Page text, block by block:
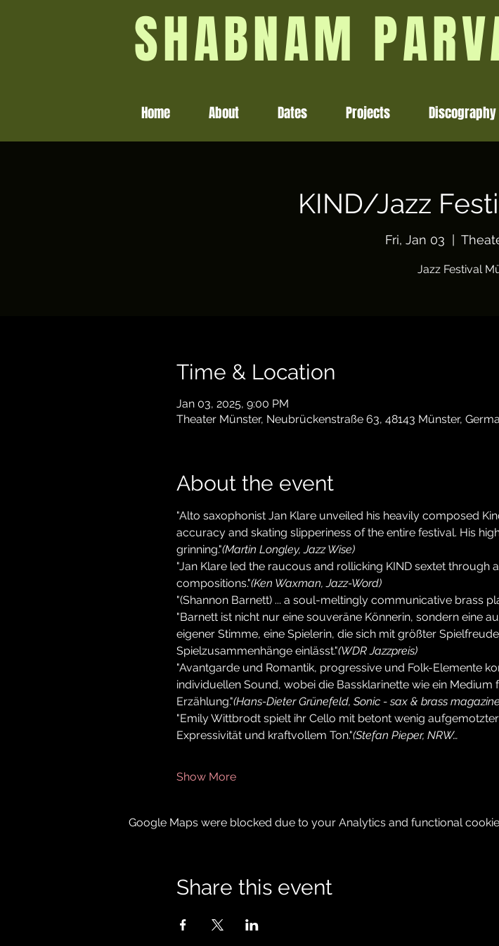
SHABNAM
Home About Dates Projects Discography
KIND/Jazz
Fri, Jan 03
  |
Jazz Festival
Time & Location
Jan 03, 2025, 9:00 PM
Theater Münster, Neubrückenstraße 63, 48143 Münster,
About the event
"Alto saxophonist Jan Klare unveiled his heavily composed
accuracy and skating slipperiness of the entire festival. His
grinning."(Martin Longley, Jazz Wise)
"Jan Klare led the raucous and rollicking KIND sextet through
compositions."(Ken Waxman, Jazz-Word)
"(Shannon Barnett) ... a soul-meltingly communicative brass
"Barnett ist nicht nur eine souveräne Könnerin, sondern eine
eigener Stimme, eine Spielerin, die sich mit größter
Spielzusammenhänge einlässt."(WDR Jazzpreis)
"Avantgarde und Romantik, progressive und Folk-Elemente
individuellen Sound, wobei die Bassklarinette wie ein
Erzählung."(Hans-Dieter Grünefeld, Sonic - sax & brass
"Emily Wittbrodt spielt ihr Cello mit betont wenig
Expressivität und kraftvollem Ton."(Stefan Pieper, NRW…
Show More
Google Maps were blocked due to your Analytics and functional
Share this event